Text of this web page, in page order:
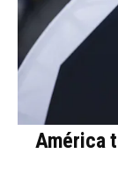
América